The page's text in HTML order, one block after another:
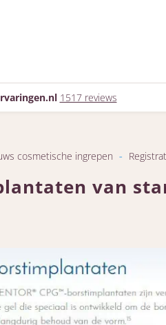
1517 reviews
cosmetische ingrepen -
van